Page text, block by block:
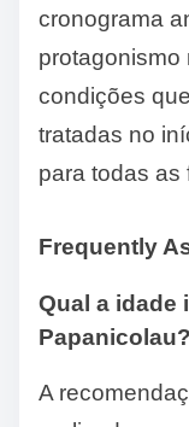
cronograma
protagonismo
condições
tratadas no
para todas as
Frequently
Qual a idade
Papanicolau?
A